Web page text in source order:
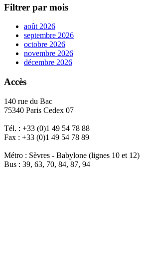
Filtrer par mois
août 2026
septembre 2026
octobre 2026
novembre 2026
décembre 2026
Accès
140 rue du Bac
75340 Paris Cedex 07
Tél. : +33 (0)1 49 54 78 88
Fax : +33 (0)1 49 54 78 89
Métro : Sèvres - Babylone (lignes 10 et 12)
Bus : 39, 63, 70, 84, 87, 94